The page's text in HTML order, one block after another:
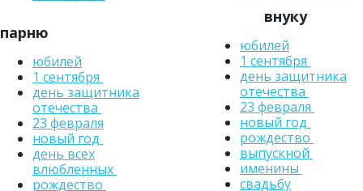
парню
юбилей
1 сентября
день защитника
отечества
23 февраля
новый год
день всех
влюбленных
рождество
внуку
юбилей
1 сентября
день защитника
отечества
23 февраля
новый год
рождество
выпускной
именины
свадьбу